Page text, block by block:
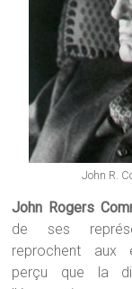
John R.
John Rogers
de ses
reprochent aux
perçu que la